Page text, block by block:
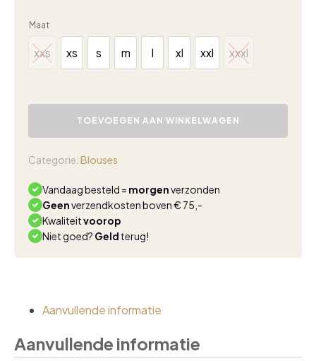
Maat
xxs
xxs
xs
xs
s
s
m
m
l
l
xl
xl
xxl
xxl
xxxl
xxxl
Lady
white
TOEVOEGEN AAN WINKELWAGEN
Categorie: Blouses
Vandaag besteld = morgenverzonden
Geenverzendkosten boven € 75,-
Kwaliteitvoorop
Niet goed? Geld terug!
Aanvullende informatie
Aanvullende informatie